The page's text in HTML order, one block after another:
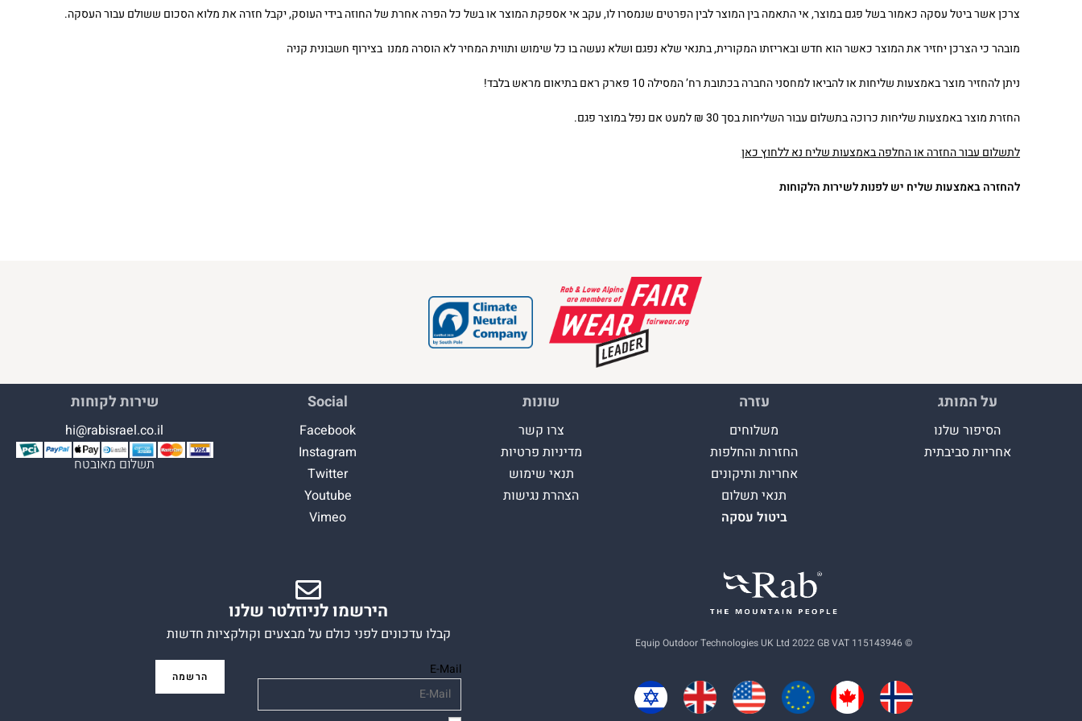
צרכן אשר ביטל עסקה כאמור בשל פגם במוצר, אי התאמה בין המוצר לבין הפרטים שנמסרו לו, עקב אי אספקת המוצר או בשל כל הפרה אחרת של החוזה בידי העוסק, יקבל חזרה את מלוא הסכום ששולם עבור העסקה.
מובהר כי הצרכן יחזיר את המוצר כאשר הוא חדש ובאריזתו המקורית, בתנאי שלא נפגם ושלא נעשה בו כל שימוש ותווית המחיר לא הוסרה ממנו בצירוף חשבונית קניה
ניתן להחזיר מוצר באמצעות שליחות או להביאו למחסני החברה בכתובת רח’ המסילה 10 פארק ראם בתיאום מראש בלבד!
החזרת מוצר באמצעות שליחות כרוכה בתשלום עבור השליחות בסך 30 ₪ למעט אם נפל במוצר פגם.
לתשלום עבור החזרה או החלפה באמצעות שליח נא ללחוץ כאן
להחזרה באמצעות שליח יש לפנות לשירות הלקוחות
על המותג
הסיפור שלנו
אחריות סביבתית
עזרה
משלוחים
החזרות והחלפות
אחריות ותיקונים
תנאי תשלום
ביטול עסקה
שונות
צרו קשר
מדיניות פרטיות
תנאי שימוש
הצהרת נגישות
Social
Facebook
Instagram
Twitter
Youtube
Vimeo
שירות לקוחות
hi@rabisrael.co.il
תשלום מאובטח
© Equip Outdoor Technologies UK Ltd 2022 GB VAT 115143946
הירשמו לניוזלטר שלנו
קבלו עדכונים לפני כולם על מבצעים וקולקציות חדשות
E-Mail